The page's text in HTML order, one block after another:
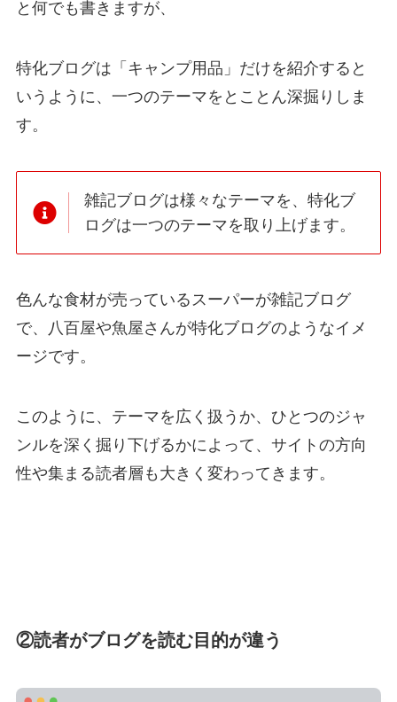
と何でも書きますが、
特化ブログは「キャンプ用品」だけを紹介すると
いうように、一つのテーマをとことん深掘りしま
す。
雑記ブログは様々なテーマを、特化ブ
ログは一つのテーマを取り上げます。
色んな食材が売っているスーパーが雑記ブログ
で、八百屋や魚屋さんが特化ブログのようなイメ
ージです。
このように、テーマを広く扱うか、ひとつのジャ
ンルを深く掘り下げるかによって、サイトの方向
性や集まる読者層も大きく変わってきます。
②読者がブログを読む目的が違う